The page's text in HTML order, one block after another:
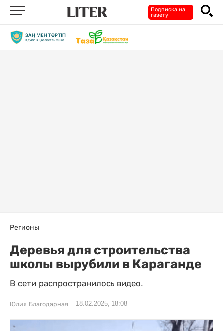
Подписка на
газету
Регионы
Деревья для строительства
школы вырубили в Караганде
В сети распространилось видео.
Юлия Благодарная 18.02.2025, 18:08